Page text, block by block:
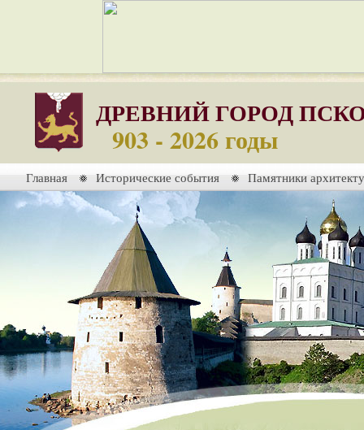
ДРЕВНИЙ ГОРОД
903 - 2026 годы
Главная Исторические события Памятники